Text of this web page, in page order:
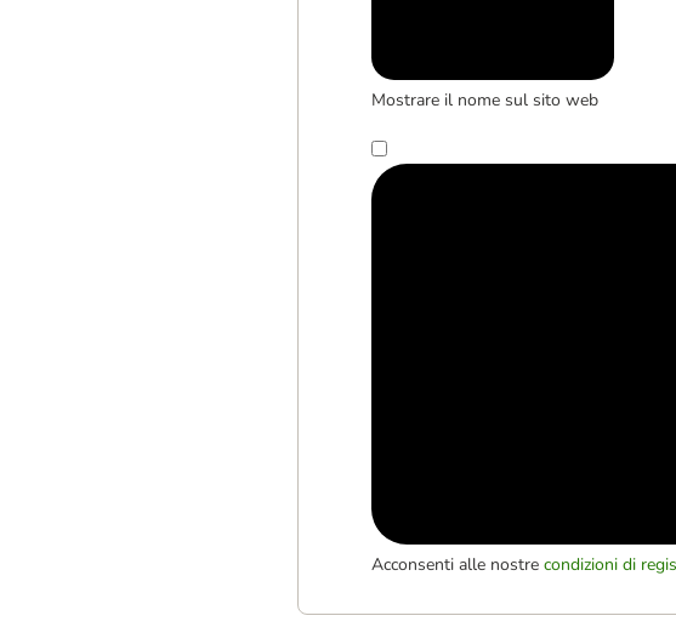
Mostrare il nome sul sito web
Acconsenti alle nostre condizioni di